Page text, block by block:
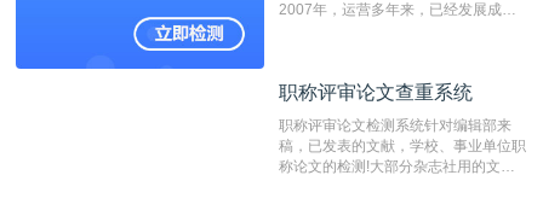
2007年，运营多年来，已经发展成为
检测速度快、精度高，市场反映良好。
职称评审论文查重系统
职称评审论文检测系统针对编辑部来
稿，已发表的文献，学校、事业单位职
称论文的检测!大部分杂志社用的文献